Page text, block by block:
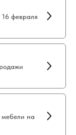
февраля
на